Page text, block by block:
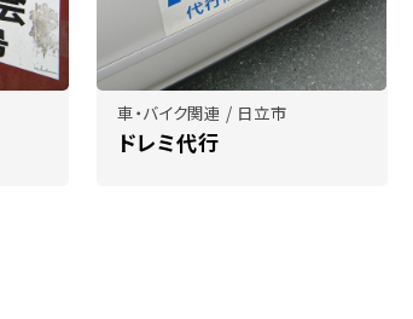
車・バイク関連 / 日立市
ドレミ代行